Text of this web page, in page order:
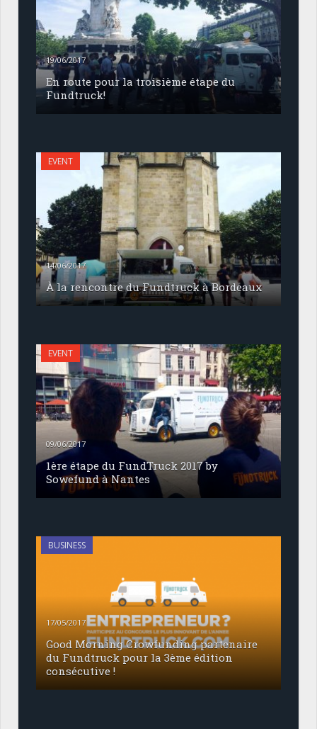
19/06/2017
En route pour la troisième étape du
Fundtruck!
EVENT
14/06/2017
À la rencontre du Fundtruck à Bordeaux
EVENT
09/06/2017
1ère étape du FundTruck 2017 by
Sowefund à Nantes
BUSINESS
17/05/2017
Good Morning Crowfunding partenaire
du Fundtruck pour la 3ème édition
consécutive !